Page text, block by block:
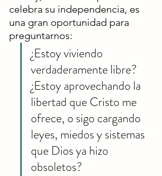
celebra su independencia, es
una gran oportunidad para
preguntarnos:
¿Estoy viviendo
verdaderamente libre?
¿Estoy aprovechando la
libertad que Cristo me
ofrece, o sigo cargando
leyes, miedos y sistemas
que Dios ya hizo
obsoletos?